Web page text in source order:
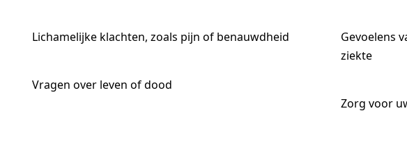
Lichamelijke klachten, zoals pijn of benauwdheid
Vragen over leven of dood
Gevoelens
ziekte
Zorg voor